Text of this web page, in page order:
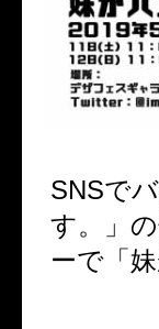
SNSで
す。」
ーで「